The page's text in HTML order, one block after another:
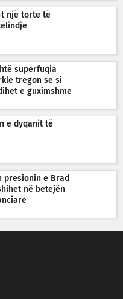
t një tortë të
superfuqia
tregon se si
e guximshme
e dyqanit të
presionin e Brad
në betejën